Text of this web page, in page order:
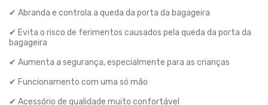
✔ Abranda e controla a queda da porta da bagageira
✔ Evita o risco de ferimentos causados pela queda da porta da
bagageira
✔ Aumenta a segurança, especialmente para as crianças
✔ Funcionamento com uma só mão
✔ Acessório de qualidade muito confortável